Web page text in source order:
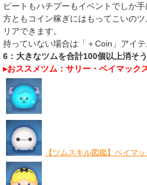
ピートもハチプーもイベントでしか
方ともコイン稼ぎにはもってこいの
リアできます。
持っていない場合は「＋Coin」アイ
6：大きなツムを合計100個以上消そう
▸おススメツム：サリー・ベイマック
【ツムスキル図鑑】ベイマッ